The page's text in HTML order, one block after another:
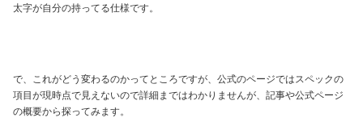
太字が自分の持ってる仕様です。
で、これがどう変わるのかってところですが、公式のページではスペックの
項目が現時点で見えないので詳細まではわかりませんが、記事や公式ページ
の概要から探ってみます。